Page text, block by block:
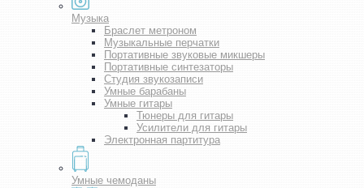
Музыка
Браслет метроном
Музыкальные перчатки
Портативные звуковые микшеры
Портативные синтезаторы
Студия звукозаписи
Умные барабаны
Умные гитары
Тюнеры для гитары
Усилители для гитары
Электронная партитура
Умные чемоданы